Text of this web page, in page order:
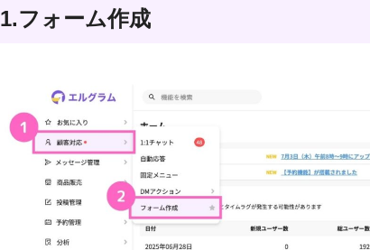
1.フォーム作成